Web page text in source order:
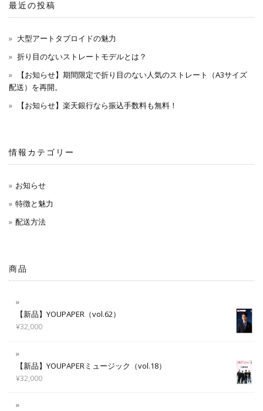
最近の投稿
大型アートタブロイドの魅力
折り目のないストレートモデルとは？
【お知らせ】期間限定で折り目のない人気のストレート（A3サイズ
配送）を再開。
【お知らせ】楽天銀行なら振込手数料も無料！
情報カテゴリー
お知らせ
特徴と魅力
配送方法
商品
【新品】YOUPAPER（vol.62）
¥32,000
【新品】YOUPAPERミュージック（vol.18）
¥32,000